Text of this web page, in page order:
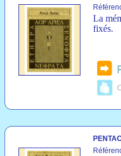
La
fixés.